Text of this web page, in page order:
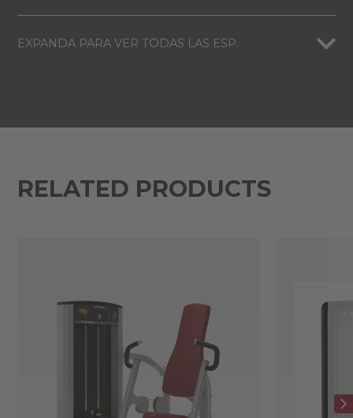
EXPANDA PARA VER TODAS LAS ESP.
RELATED PRODUCTS